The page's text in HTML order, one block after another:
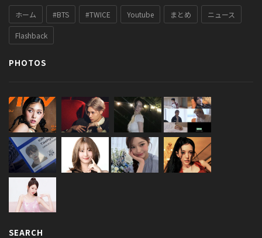
ホーム #BTS #TWICE Youtube まとめ ニュース
Flashback
PHOTOS
SEARCH